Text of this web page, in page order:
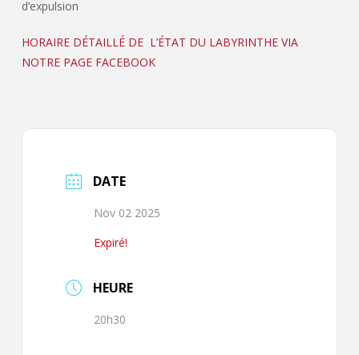
d’expulsion
HORAIRE DÉTAILLÉ DE L’ÉTAT DU LABYRINTHE VIA
NOTRE PAGE FACEBOOK
DATE
Nov 02 2025
Expiré!
HEURE
20h30